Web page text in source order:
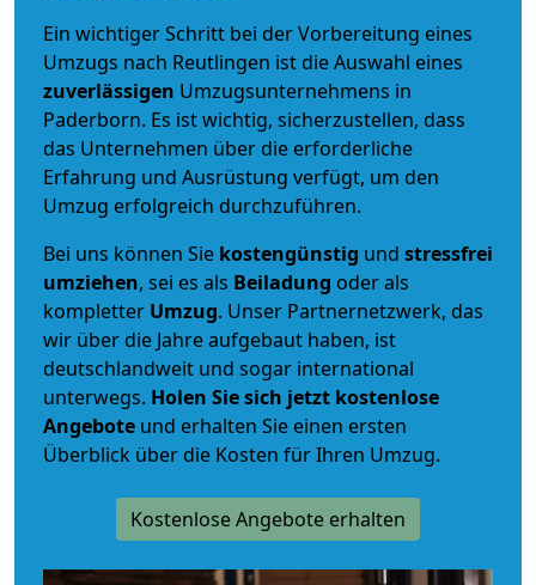
Ein wichtiger Schritt bei der Vorbereitung eines
Umzugs nach Reutlingen ist die Auswahl eines
zuverlässigen Umzugsunternehmens in
Paderborn. Es ist wichtig, sicherzustellen, dass
das Unternehmen über die erforderliche
Erfahrung und Ausrüstung verfügt, um den
Umzug erfolgreich durchzuführen.
Bei uns können Sie kostengünstig und stressfrei
umziehen, sei es als Beiladung oder als
kompletter Umzug. Unser Partnernetzwerk, das
wir über die Jahre aufgebaut haben, ist
deutschlandweit und sogar international
unterwegs. Holen Sie sich jetzt kostenlose
Angebote und erhalten Sie einen ersten
Überblick über die Kosten für Ihren Umzug.
Kostenlose Angebote erhalten